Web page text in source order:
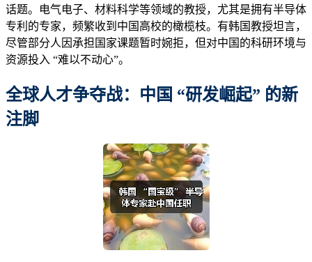
话题。电气电子、材料科学等领域的教授，尤其是拥有半导体
专利的专家，频繁收到中国高校的橄榄枝。有韩国教授坦言，
尽管部分人因承担国家课题暂时婉拒，但对中国的科研环境与
资源投入 “难以不动心”。
全球人才争夺战：中国 “研发崛起” 的新
注脚